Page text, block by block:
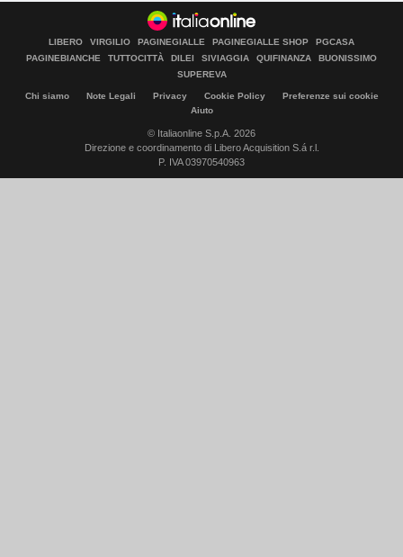
LIBERO VIRGILIO PAGINEGIALLE PAGINEGIALLE SHOP
PGCASA
PAGINEBIANCHE
TUTTOCITTÀ DILEI SIVIAGGIA QUIFINANZA
BUONISSIMO
SUPEREVA
Chi siamo Note Legali Privacy Cookie Policy
Preferenze sui cookie
Aiuto
© Italiaonline S.p.A. 2026
Direzione e coordinamento di Libero Acquisition S.á r.l.
P. IVA 03970540963